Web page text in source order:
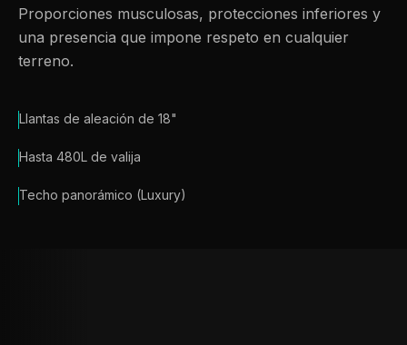
Proporciones musculosas, protecciones inferiores y
una presencia que impone respeto en cualquier
terreno.
Llantas de aleación de 18"
Hasta 480L de valija
Techo panorámico (Luxury)